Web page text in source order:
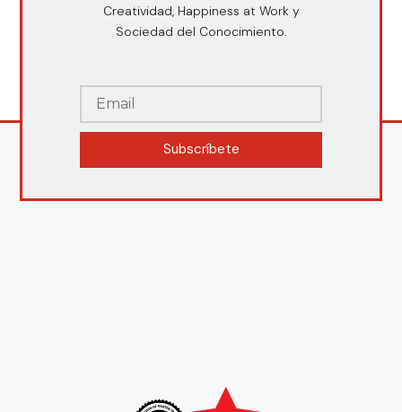
Creatividad, Happiness at Work y
Sociedad del Conocimiento.
Subscríbete